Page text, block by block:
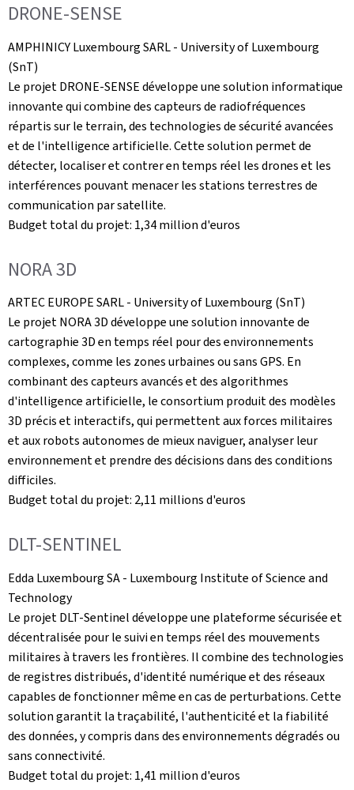
DRONE-SENSE
AMPHINICY Luxembourg SARL - University of Luxembourg
(SnT)
Le projet DRONE-SENSE développe une solution informatique
innovante qui combine des capteurs de radiofréquences
répartis sur le terrain, des technologies de sécurité avancées
et de l'intelligence artificielle. Cette solution permet de
détecter, localiser et contrer en temps réel les drones et les
interférences pouvant menacer les stations terrestres de
communication par satellite.
Budget total du projet: 1,34 million d'euros
NORA 3D
ARTEC EUROPE SARL - University of Luxembourg (SnT)
Le projet NORA 3D développe une solution innovante de
cartographie 3D en temps réel pour des environnements
complexes, comme les zones urbaines ou sans GPS. En
combinant des capteurs avancés et des algorithmes
d'intelligence artificielle, le consortium produit des modèles
3D précis et interactifs, qui permettent aux forces militaires
et aux robots autonomes de mieux naviguer, analyser leur
environnement et prendre des décisions dans des conditions
difficiles.
Budget total du projet: 2,11 millions d'euros
DLT-SENTINEL
Edda Luxembourg SA - Luxembourg Institute of Science and
Technology
Le projet DLT-Sentinel développe une plateforme sécurisée et
décentralisée pour le suivi en temps réel des mouvements
militaires à travers les frontières. Il combine des technologies
de registres distribués, d'identité numérique et des réseaux
capables de fonctionner même en cas de perturbations. Cette
solution garantit la traçabilité, l'authenticité et la fiabilité
des données, y compris dans des environnements dégradés ou
sans connectivité.
Budget total du projet: 1,41 million d'euros